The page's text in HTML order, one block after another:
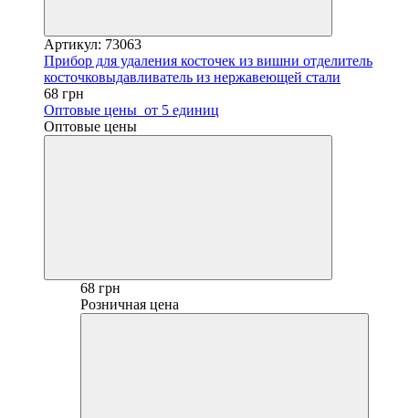
Артикул: 73063
Прибор для удаления косточек из вишни отделитель
косточковыдавливатель из нержавеющей стали
68 грн
Оптовые цены от 5 единиц
Оптовые цены
68 грн
Розничная цена